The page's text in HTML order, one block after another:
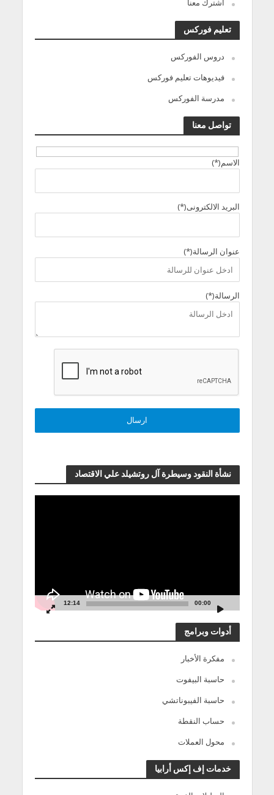
اشترك معنا
تعليم فوركس
دروس الفوركس
فيديوهات تعليم فوركس
مدرسة الفوركس
تواصل معنا
الاسم(*)
البريد الالكترونى(*)
عنوان الرسالة(*)
الرسالة(*)
نشأة النقود وسيطرة آل روتشيلد علي الاقتصاد
00:00
12:14
أدوات وبرامج
مفكرة الأخبار
حاسبة البيفوت
حاسبة الفيبوناتشي
حساب النقطة
محول العملات
خدمات إف إكس أرابيا